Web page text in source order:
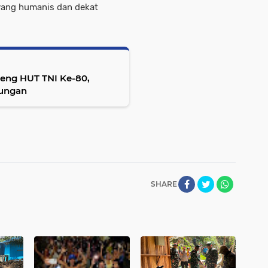
humanis dan dekat
HUT TNI Ke-80,
SHARE